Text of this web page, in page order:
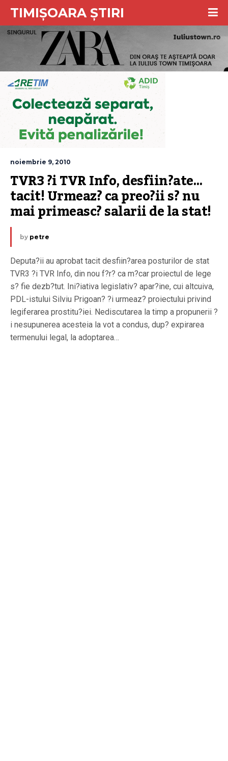
TIMIȘOARA ȘTIRI
noiembrie 9, 2010
TVR3 ?i TVR Info, desfiin?ate…
tacit! Urmeaz? ca preo?ii s? nu
mai primeasc? salarii de la stat!
by petre
Deputa?ii au aprobat tacit desfiin?area posturilor de stat
TVR3 ?i TVR Info, din nou f?r? ca m?car proiectul de lege
s? fie dezb?tut. Ini?iativa legislativ? apar?ine, cui altcuiva,
PDL-istului Silviu Prigoan? ?i urmeaz? proiectului privind
legiferarea prostitu?iei. Nediscutarea la timp a propunerii ?
i nesupunerea acesteia la vot a condus, dup? expirarea
termenului legal, la adoptarea…